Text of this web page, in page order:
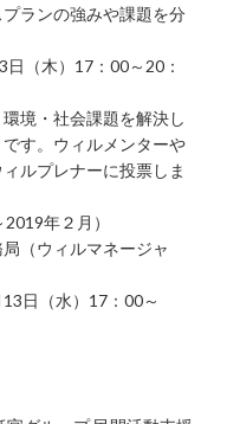
ランの強みや課題を分
（木）17：00～20：
境・社会課題を解決し
す。ウィルメンターや
ルプレナーに投票しま
年２月）
（ウィルマネージャ
日（水）17：00～